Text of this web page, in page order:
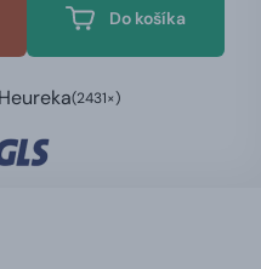
Do košíka
Heureka(2431×)